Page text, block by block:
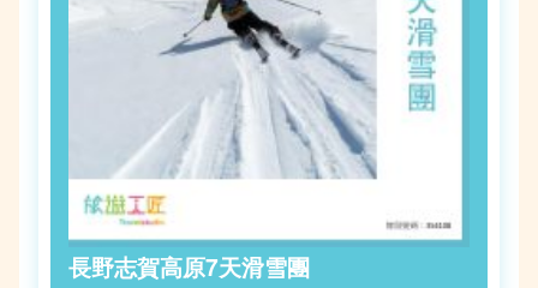
長野志賀高原7天滑雪團